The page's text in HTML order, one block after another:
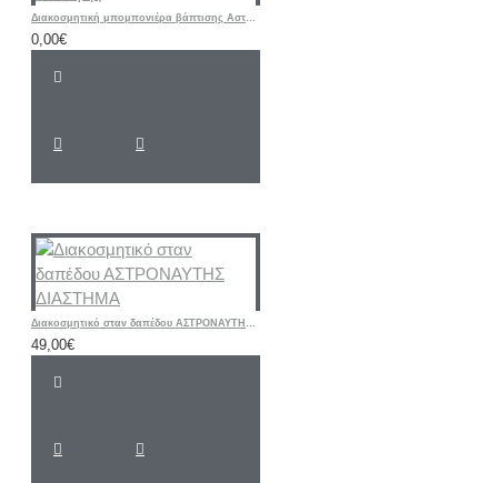
Διακοσμητική μπομπονιέρα βάπτισης Αστέρι με ετικέτα δικής σας επιλογής
0,00€
Διακοσμητικό σταν δαπέδου ΑΣΤΡΟΝΑΥΤΗΣ ΔΙΑΣΤΗΜΑ
49,00€